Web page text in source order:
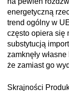
energetyczną
trend ogólny w
często opiera się
substytucją
zamknęły
że zamiast go
Skrajności